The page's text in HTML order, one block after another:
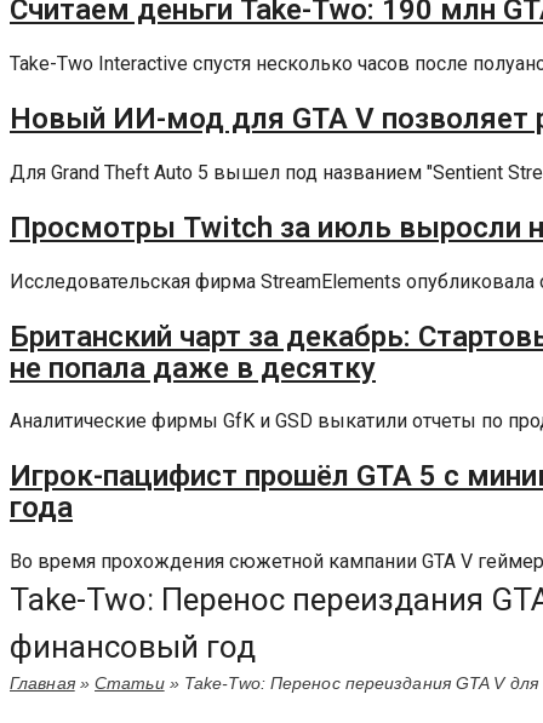
Считаем деньги Take-Two: 190 млн
Take-Two Interactive спустя несколько часов после
Новый ИИ-мод для GTA V позволяет
Для Grand Theft Auto 5 вышел под названием "Sentient
Просмотры Twitch за июль выросли
Исследовательская фирма StreamElements
Британский чарт за декабрь:
не попала даже в десятку
Аналитические фирмы GfK и GSD выкатили отчеты по
Игрок-пацифист прошёл GTA 5 с
года
Во время прохождения сюжетной кампании GTA V
Take-Two: Перенос переиздания
финансовый год
Главная»Статьи» Take-Two: Перенос переиздания GTA V